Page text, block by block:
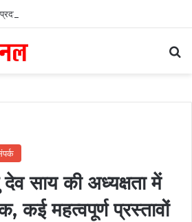
देव साय की अध्यक्षता में
कई महत्वपूर्ण प्रस्तावों